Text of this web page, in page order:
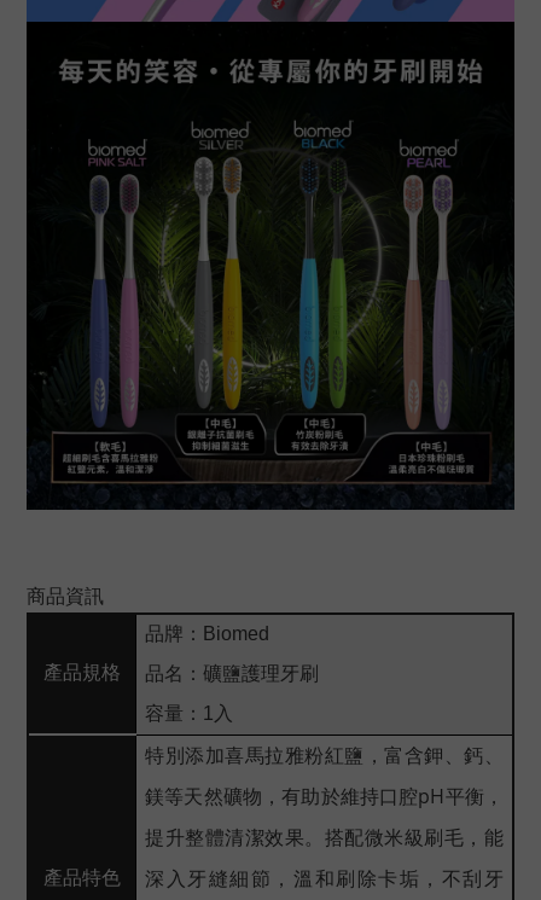
商品資訊
產品規格
品牌：Biomed
品名：礦鹽護理牙刷
容量：1入
產品特色
特別添加喜馬拉雅粉紅鹽，富含鉀、鈣、
鎂等天然礦物，有助於維持口腔pH平衡，
提升整體清潔效果。搭配微米級刷毛，能
深入牙縫細節，溫和刷除卡垢，不刮牙